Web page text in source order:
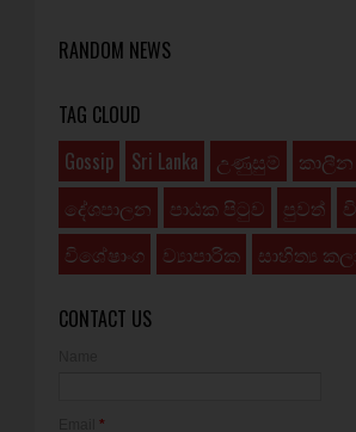
RANDOM NEWS
TAG CLOUD
Gossip
Sri Lanka උණුසුම් කාලීන
දේශපාලන
පාඨක පිටුව පුවත්
විශේෂාංග
ව්‍යාපාරික සාහිත්‍ය
CONTACT US
*